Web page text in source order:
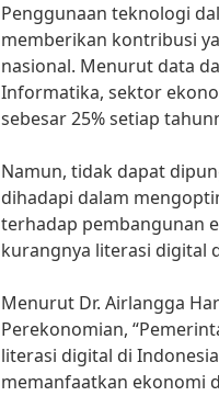
Penggunaan teknologi
memberikan kontribusi
nasional. Menurut data
Informatika, sektor
sebesar 25% setiap
Namun, tidak dapat
dihadapi dalam
terhadap pembangunan
kurangnya literasi digital
Menurut Dr. Airlangga
Perekonomian,
literasi digital di
memanfaatkan ekonomi